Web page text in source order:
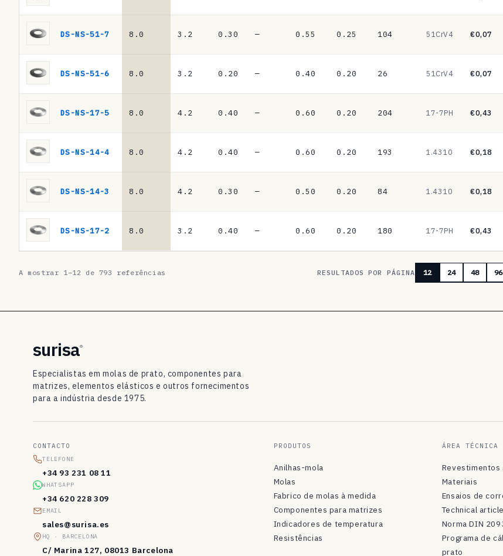
i
m
s
r
a
o
DS-NS-51-7 8.0 3.2 0.30 — 0.55 0.25 104 51CrV4 €0,07
DS-NS-51-6 8.0 3.2 0.20 — 0.40 0.20 26 51CrV4 €0,07
DS-NS-17-5 8.0 4.2 0.40 — 0.60 0.20 204 17-7PH €0,43
DS-NS-14-4 8.0 4.2 0.40 — 0.60 0.20 193 1.4310 €0,18
DS-NS-14-3 8.0 4.2 0.30 — 0.50 0.20 84 1.4310 €0,18
DS-NS-17-2 8.0 3.2 0.40 — 0.60 0.20 180 17-7PH €0,43
A mostrar 1–12 de 793 referências RESULTADOS POR PÁGINA 12 24 48 96
surisa®
Especialistas em molas de prato, componentes para
matrizes, elementos elásticos e outros fornecimentos
para a indústria desde 1975.
CONTACTO
TELEFONE
+34 93 231 08 11
WHATSAPP
+34 620 228 309
EMAIL
sales@surisa.es
HQ · BARCELONA
C/ Marina 127, 08013 Barcelona
PRODUTOS
Anilhas-mola
Molas
Fabrico de molas à medida
Componentes para matrizes
Indicadores de temperatura
Resistências
ÁREA TÉCNICA
Materiais
Ensaios de
Technical
Norma DIN
Programa de
prato